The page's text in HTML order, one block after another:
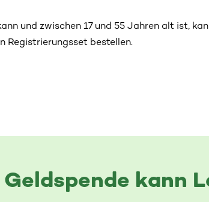
und zwischen 17 und 55 Jahren alt ist,
Registrierungsset bestellen.
Geldspende kann